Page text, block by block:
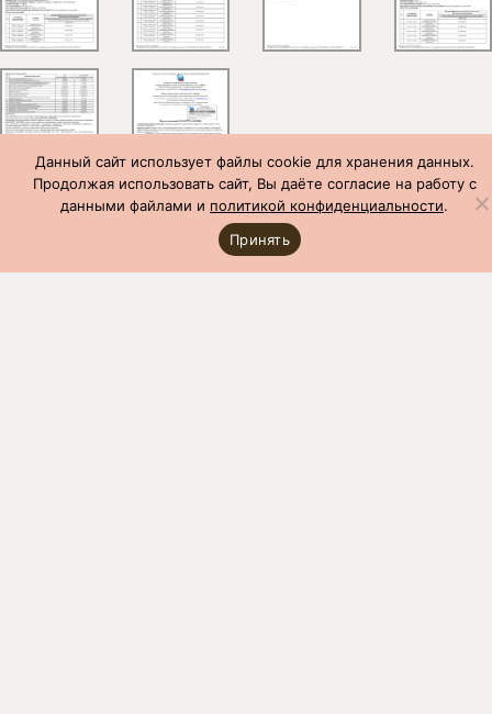
Данный сайт использует файлы cookie для хранения данных.
Продолжая использовать сайт, Вы даёте согласие на работу с
данными файлами и политикой конфиденциальности.
Принять